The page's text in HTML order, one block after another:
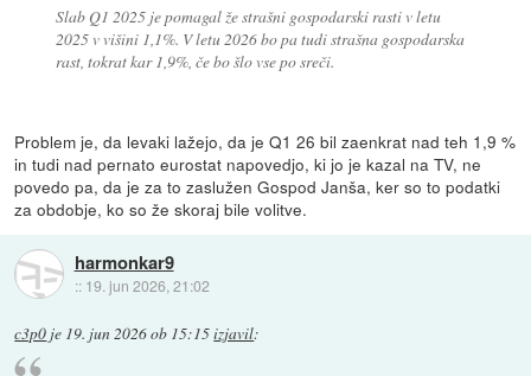
Slab Q1 2025 je pomagal že strašni gospodarski rasti v letu
2025 v višini 1,1%. V letu 2026 bo pa tudi strašna gospodarska
rast, tokrat kar 1,9%, če bo šlo vse po sreči.
Problem je, da levaki lažejo, da je Q1 26 bil zaenkrat nad teh 1,9 %
in tudi nad pernato eurostat napovedjo, ki jo je kazal na TV, ne
povedo pa, da je za to zaslužen Gospod Janša, ker so to podatki
za obdobje, ko so že skoraj bile volitve.
harmonkar9
:: 19. jun 2026, 21:02
c3p0 je 19. jun 2026 ob 15:15izjavil: